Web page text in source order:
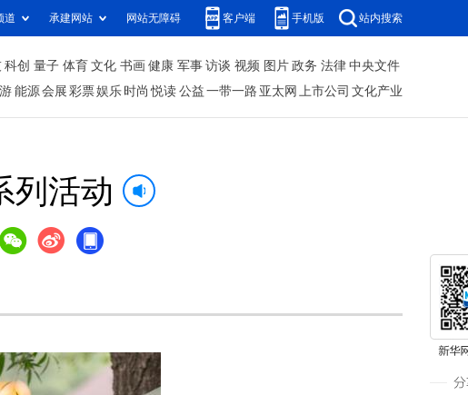
道 承建网站 网站无障碍 客户端 手机版 站内搜索
科创 量子 体育 文化 书画 健康 军事 访谈 视频 图片 政务 法律 中央文件
能源 会展 彩票娱乐 时尚 悦读 公益 一带一路 亚太网 上市公司 文化产业
列活动